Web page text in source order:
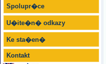
Spolupr�ce
U�ite�n� odkazy
Ke sta�en�
Kontakt